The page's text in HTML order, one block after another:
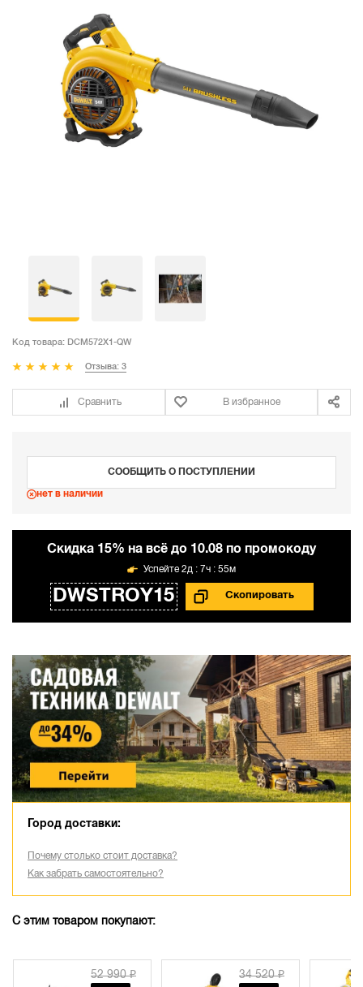
Код товара: DCM572X1-QW
Отзыва: 3
Сравнить В избранное
СООБЩИТЬ О ПОСТУПЛЕНИИ
нет в наличии
Cкидка 15% на всё до 10.08 по промокоду
DWSTROY15
2д : 7ч : 55м
Город доставки:
Почему столько стоит доставка?
Как забрать самостоятельно?
С этим товаром покупают:
52 990 ₽ 34 520 ₽